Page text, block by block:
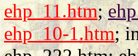
ehp_11.htm;
ehp_10-1.htm;